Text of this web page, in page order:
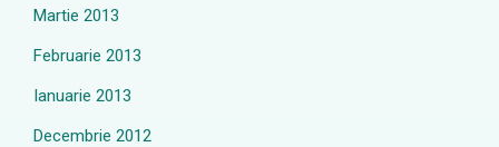
Martie 2013
Februarie 2013
Ianuarie 2013
Decembrie 2012